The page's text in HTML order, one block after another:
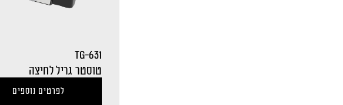
TG-631
טוסטר גריל לחיצה
לפרטים נוספים